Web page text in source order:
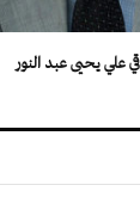
علي يحيى عبد النور